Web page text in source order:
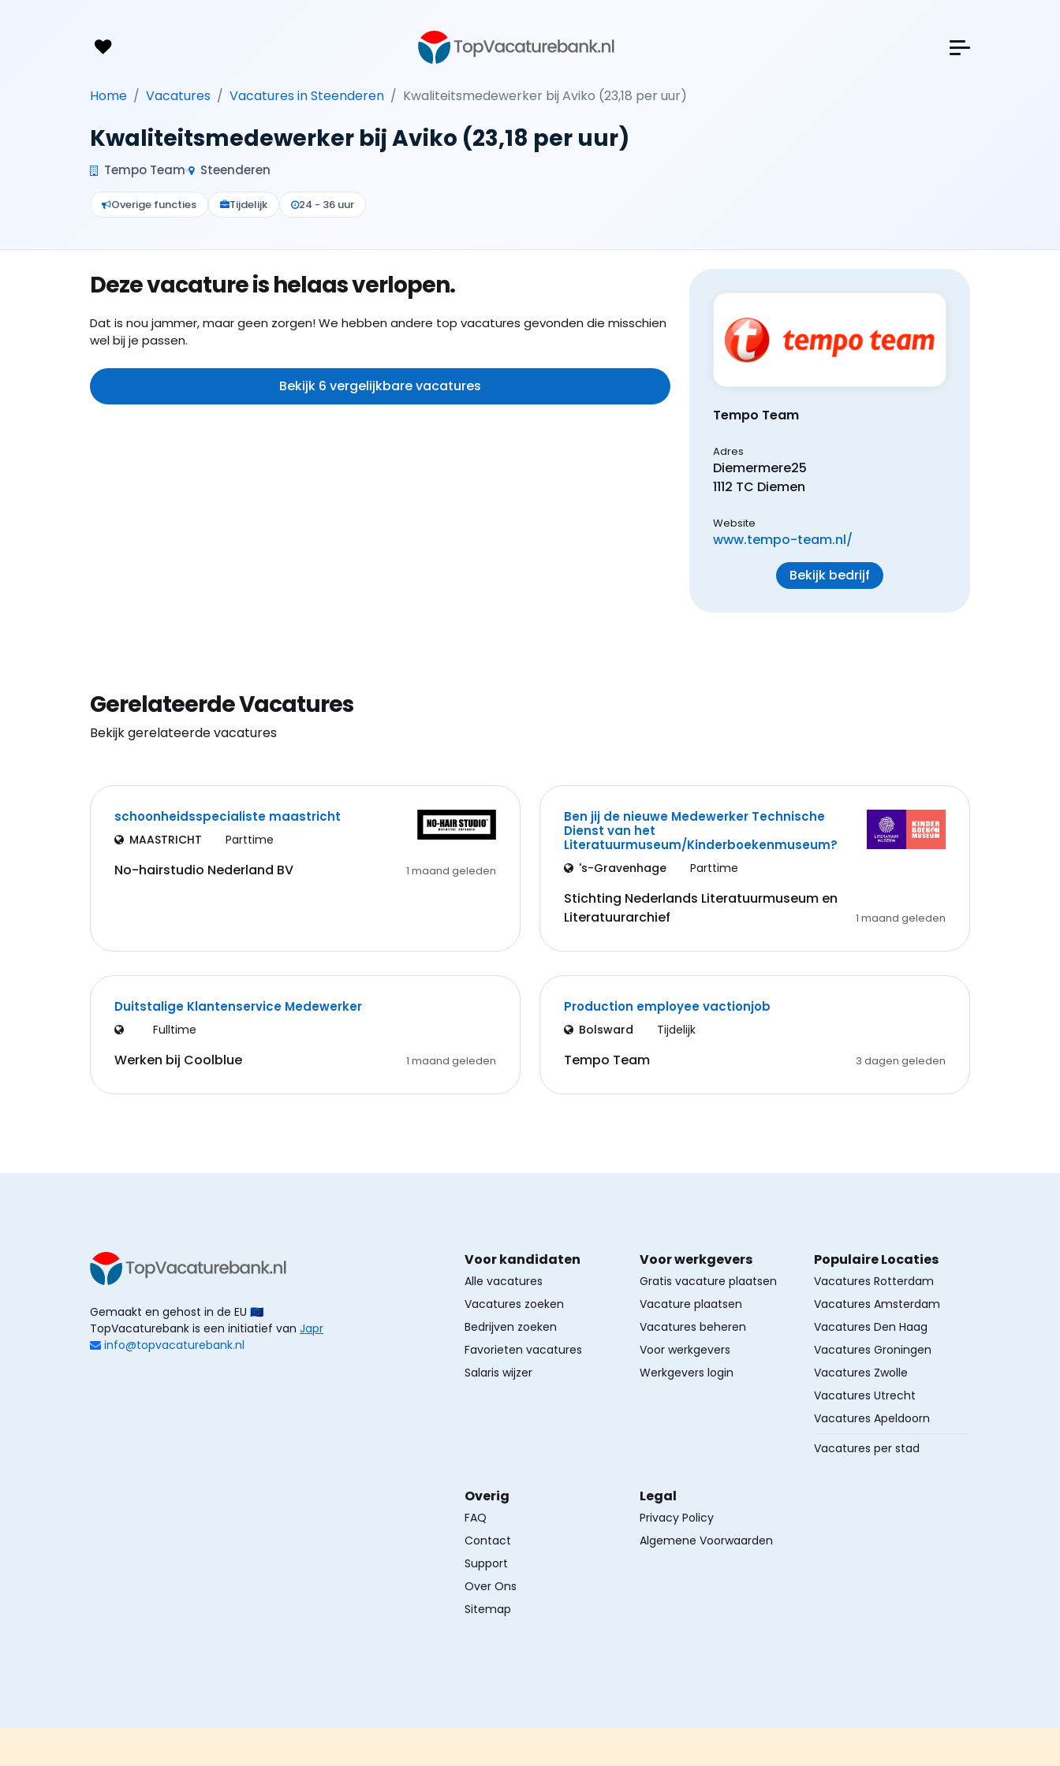
Home Vacatures Vacatures in Steenderen Kwaliteitsmedewerker bij Aviko (23,18 per uur)
Kwaliteitsmedewerker bij Aviko (23,18 per uur)
Tempo Team Steenderen
Overige functies Tijdelijk 24 - 36 uur
Deze vacature is helaas verlopen.
Dat is nou jammer, maar geen zorgen! We hebben andere top vacatures gevonden die misschien
wel bij je passen.
Bekijk 6 vergelijkbare vacatures
Tempo Team
Adres
Diemermere25
1112 TC Diemen
Website
www.tempo-team.nl/
Bekijk bedrijf
Gerelateerde Vacatures
Bekijk gerelateerde vacatures
schoonheidsspecialiste maastricht
MAASTRICHT Parttime
No-hairstudio Nederland BV 1 maand geleden
Ben jij de nieuwe Medewerker Technische
Dienst van het
Literatuurmuseum/Kinderboekenmuseum?
's-Gravenhage Parttime
Stichting Nederlands Literatuurmuseum en
Literatuurarchief
1 maand geleden
Duitstalige Klantenservice Medewerker
Fulltime
Werken bij Coolblue 1 maand geleden
Production employee vactionjob
Bolsward Tijdelijk
Tempo Team 3 dagen geleden
Gemaakt en gehost in de EU 🇪🇺
TopVacaturebank is een initiatief van Japr
info@topvacaturebank.nl
Voor kandidaten
Alle vacatures
Vacatures zoeken
Bedrijven zoeken
Favorieten vacatures
Salaris wijzer
Voor werkgevers
Gratis vacature plaatsen
Vacature plaatsen
Vacatures beheren
Voor werkgevers
Werkgevers login
Populaire Locaties
Vacatures Rotterdam
Vacatures Amsterdam
Vacatures Den Haag
Vacatures Groningen
Vacatures Zwolle
Vacatures Utrecht
Vacatures Apeldoorn
Vacatures per stad
Overig
FAQ
Contact
Support
Over Ons
Sitemap
Legal
Privacy Policy
Algemene Voorwaarden